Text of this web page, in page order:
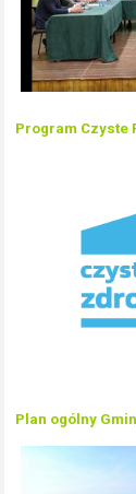
Program Czyste
Plan ogólny